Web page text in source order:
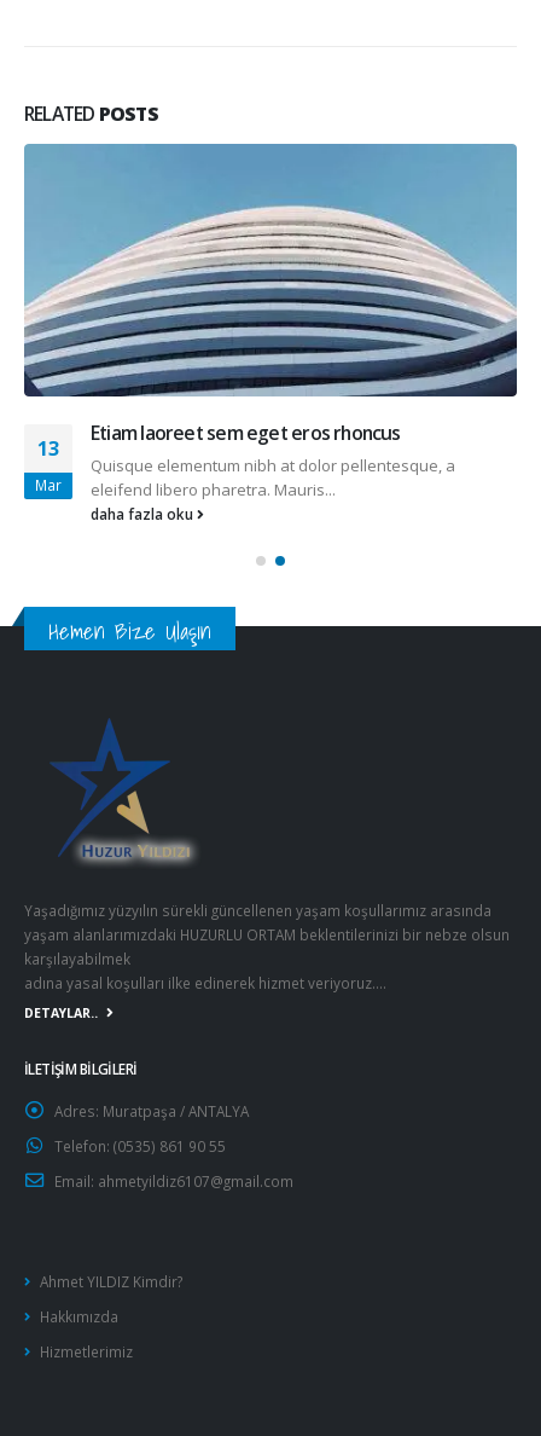
RELATED POSTS
eleifend libero pharetra. Mauris...
daha fazla oku
Hemen Bize Ulaşın
Yaşadığımız yüzyılın sürekli güncellenen yaşam koşullarımız arasında
İLETİŞİM BİLGİLERİ
Adres:
Muratpaşa / ANTALYA
Telefon:(0535) 861 90 55
Email: ahmetyildiz6107@gmail.com
Ahmet YILDIZ Kimdir?
Hizmetlerimiz